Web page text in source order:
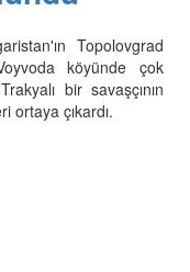
Topolovgrad
köyünde çok
bir savaşçının
ortaya çıkardı.